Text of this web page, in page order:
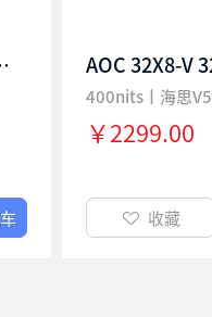
电梯宣传屏商场餐饮分屏广告机
￥2299.00
收藏